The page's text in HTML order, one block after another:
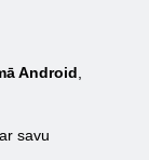
Android
savu